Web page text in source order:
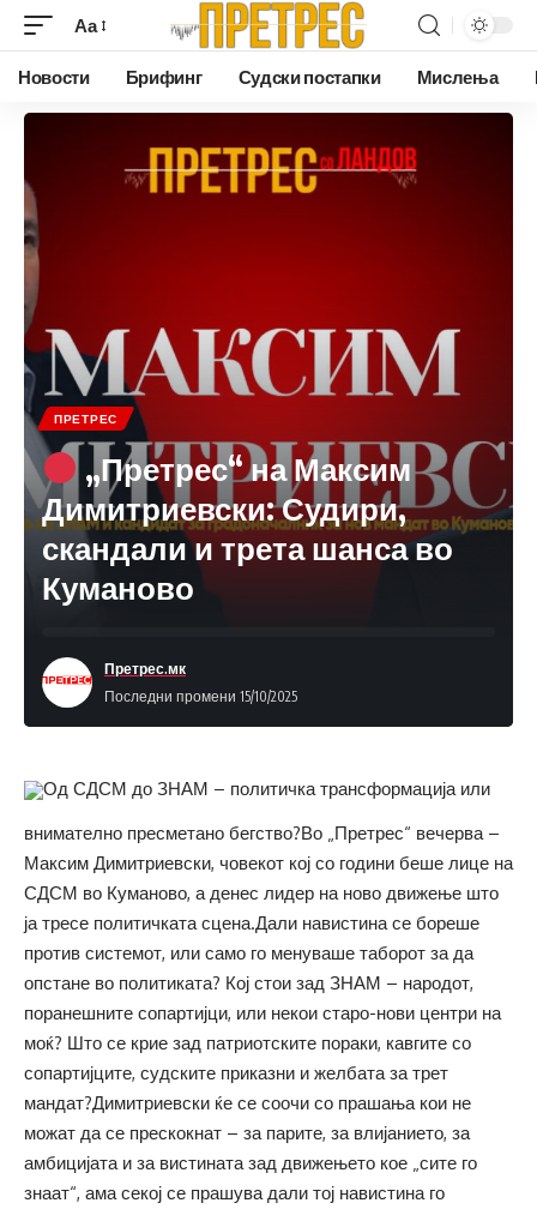
Аа
Новости Брифинг Судски постапки Мислења
ПРЕТРЕС
„Претрес“ на Максим
Димитриевски: Судири,
скандали и трета шанса во
Куманово
Последни промени 15/10/2025
Претрес.мк
Од СДСМ до ЗНАМ – политичка трансформација или
внимателно пресметано бегство?Во „Претрес“ вечерва –
Максим Димитриевски, човекот кој со години беше лице на
СДСМ во Куманово, а денес лидер на ново движење што
ја тресе политичката сцена.Дали навистина се бореше
против системот, или само го менуваше таборот за да
опстане во политиката? Кој стои зад ЗНАМ – народот,
поранешните сопартијци, или некои старо-нови центри на
моќ? Што се крие зад патриотските пораки, кавгите со
сопартијците, судските приказни и желбата за трет
мандат?Димитриевски ќе се соочи со прашања кои не
можат да се прескокнат – за парите, за влијанието, за
амбицијата и за вистината зад движењето кое „сите го
знаат“, ама секој се прашува дали тој навистина го